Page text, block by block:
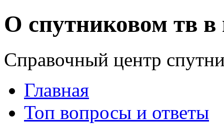
О спутниковом тв в
Справочный центр
Главная
Топ вопросы и ответы